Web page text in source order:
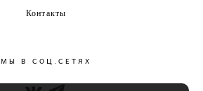
Контакты
МЫ В СОЦ.СЕТЯХ